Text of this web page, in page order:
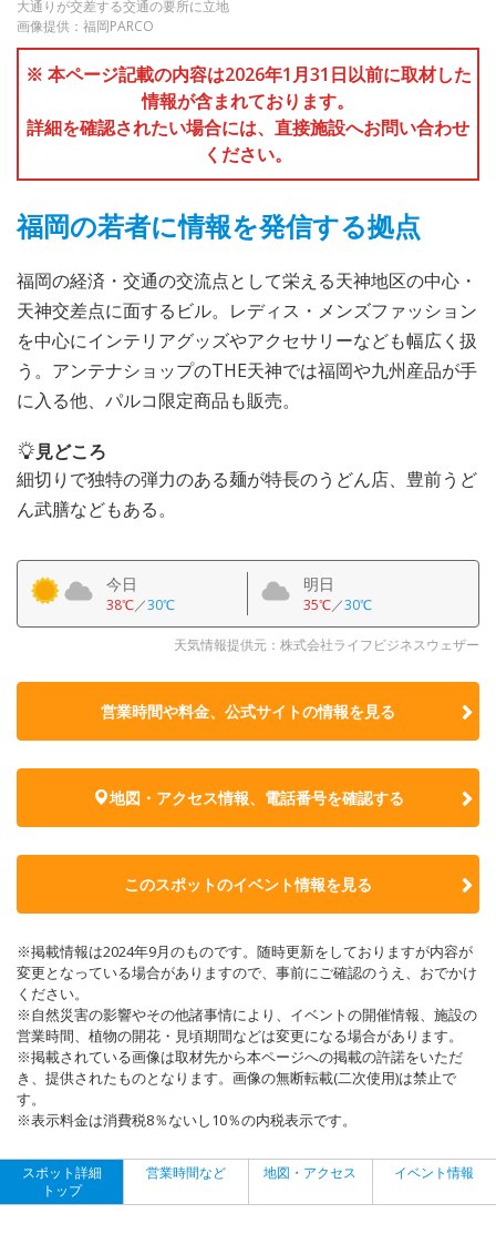
大通りが交差する交通の要所に立地
画像提供：福岡PARCO
※ 本ページ記載の内容は2026年1月31日以前に取材した
情報が含まれております。
詳細を確認されたい場合には、直接施設へお問い合わせ
ください。
福岡の若者に情報を発信する拠点
福岡の経済・交通の交流点として栄える天神地区の中心・
天神交差点に面するビル。レディス・メンズファッション
を中心にインテリアグッズやアクセサリーなども幅広く扱
う。アンテナショップのTHE天神では福岡や九州産品が手
に入る他、パルコ限定商品も販売。
見どころ
細切りで独特の弾力のある麺が特長のうどん店、豊前うど
ん武膳などもある。
今日
38℃／30℃
明日
35℃／30℃
天気情報提供元：株式会社ライフビジネスウェザー
営業時間や料金、公式サイトの情報を見る
地図・アクセス情報、電話番号を確認する
このスポットのイベント情報を見る
※掲載情報は2024年9月のものです。随時更新をしておりますが内容が
変更となっている場合がありますので、事前にご確認のうえ、おでかけ
ください。
※自然災害の影響やその他諸事情により、イベントの開催情報、施設の
営業時間、植物の開花・見頃期間などは変更になる場合があります。
※掲載されている画像は取材先から本ページへの掲載の許諾をいただ
き、提供されたものとなります。画像の無断転載(二次使用)は禁止で
す。
※表示料金は消費税8％ないし10％の内税表示です。
スポット詳細
トップ
営業時間など 地図・アクセス イベント情報